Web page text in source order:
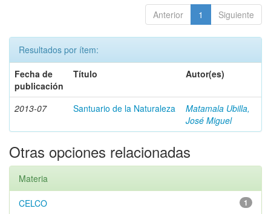
Anterior 1 Siguiente
Resultados por ítem:
Fecha de
publicación
Título Autor(es)
2013-07 Santuario de la Naturaleza
Matamala Ubilla,
José Miguel
Otras opciones relacionadas
Materia
1
CELCO